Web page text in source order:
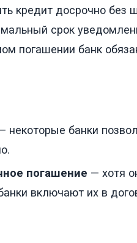
кредит досрочно без
срок
погашении банк
некоторые банки
погашение — хотя
включают их в